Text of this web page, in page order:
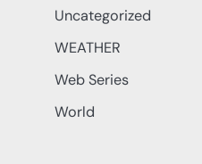
Uncategorized
WEATHER
Web Series
World